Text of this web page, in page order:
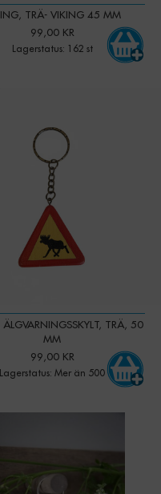
TRÄ- VIKING 45 MM
99,00 KR
Lagerstatus: 162 st
TRÄ, 50
MM
99,00 KR
Lagerstatus: Mer än 500